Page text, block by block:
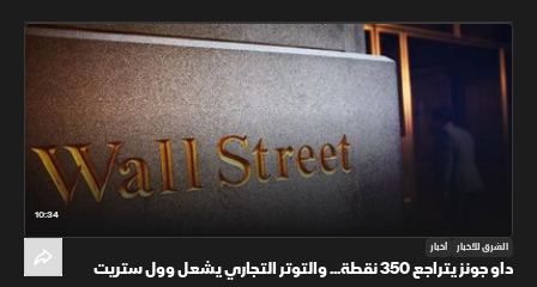
10:34
الشرق للأخبار أخبار
داو جونز يتراجع 350 نقطة... والتوتر التجاري يشعل وول ستريت